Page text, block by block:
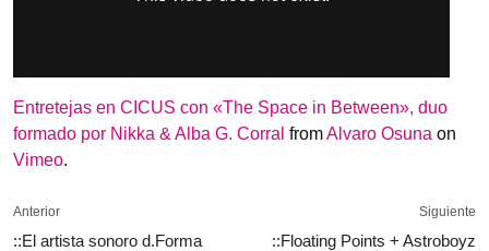
Entretejas en CICUS con «The Space in Between», duo
formado por Nikka & Alba G. Corral fromAlvaro Osuna on
Vimeo.
Anterior
::El artista sonoro d.Forma
Siguiente
::Floating Points + Astroboyz